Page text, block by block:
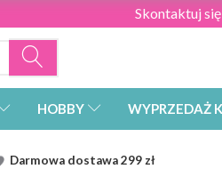
Skontaktuj
HOBBY WYPRZEDAŻ
Darmowa dostawa299 zł